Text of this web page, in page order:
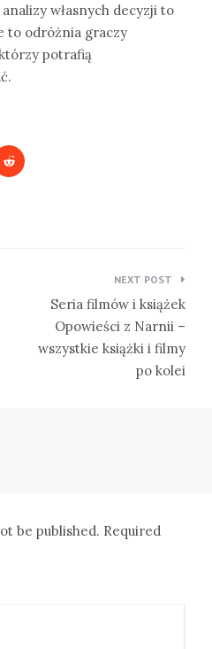
własnych decyzji to
to odróżnia graczy
potrafią
NEXT POST
Seria filmów i książek
Opowieści z Narnii –
wszystkie książki i filmy
po kolei
be published. Required